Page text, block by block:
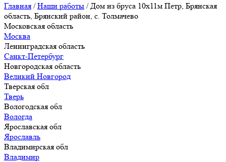
Главная /Наши работы /Дом из бруса 10х11м Петр, Брянская
область, Брянский район, с. Толмачево
Московская область
Москва
Ленинградская область
Санкт-Петербург
Новгородская область
Великий Новгород
Тверская обл
Тверь
Вологодская обл
Вологда
Ярославская обл
Ярославль
Владимирская обл
Владимир